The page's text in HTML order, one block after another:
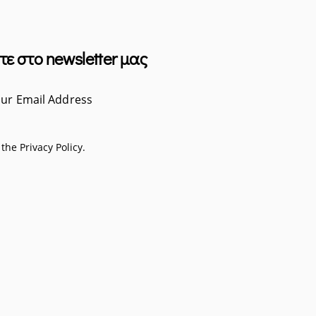
στο newsletter μας
Privacy Policy.